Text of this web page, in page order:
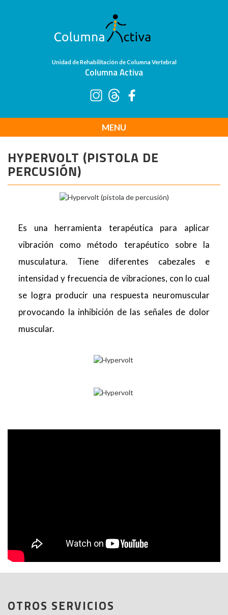
Unidad de Rehabilitación de Columna Vertebral
Columna Activa
MENU
HYPERVOLT (PISTOLA DE
PERCUSIÓN)
Es una herramienta terapéutica para aplicar
vibración como método terapéutico sobre la
musculatura. Tiene diferentes cabezales e
intensidad y frecuencia de vibraciones, con lo cual
se logra producir una respuesta neuromuscular
provocando la inhibición de las señales de dolor
muscular.
OTROS SERVICIOS